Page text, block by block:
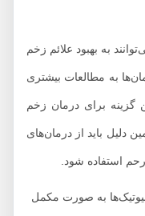
به بهبود علائم زخم
به مطالعات بیشتری
برای درمان زخم
باید از درمان‌های
شود.
به صورت مکمل